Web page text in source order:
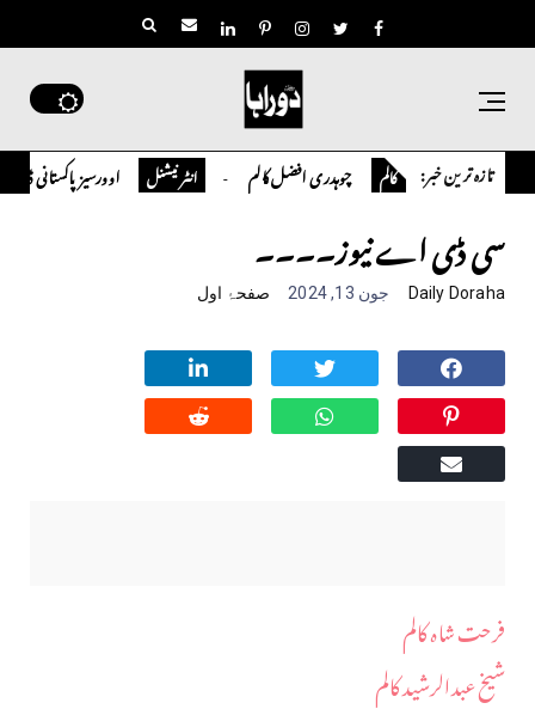
تازہ ترین خبر:کالم کالم چوہدری افضل کالم انٹر نیشنل اوورسیز پاکستانی ڈاکٹر
سی ڈی اے نیوز۔۔۔۔
Daily Doraha جون 13, 2024 صفحۂ اول
فرحت شاہ کالم
شیخ عبدالرشید کالم